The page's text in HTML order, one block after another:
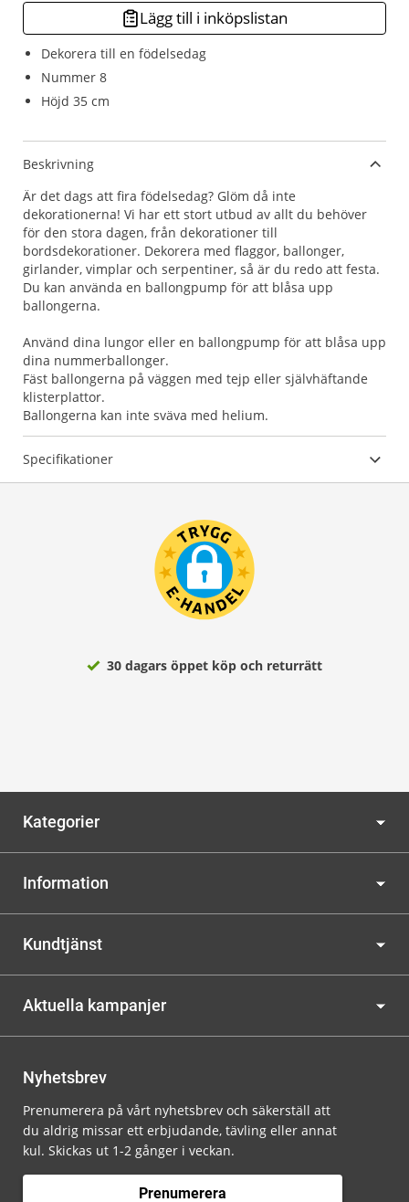
Dekorera till en födelsedag
Nummer 8
Höjd 35 cm
Lägg till i inköpslistan
Beskrivning
Är det dags att fira födelsedag? Glöm då inte
dekorationerna! Vi har ett stort utbud av allt du behöver
för den stora dagen, från dekorationer till
bordsdekorationer. Dekorera med flaggor, ballonger,
girlander, vimplar och serpentiner, så är du redo att festa.
Du kan använda en ballongpump för att blåsa upp
ballongerna.
Använd dina lungor eller en ballongpump för att blåsa upp
dina nummerballonger.
Fäst ballongerna på väggen med tejp eller självhäftande
klisterplattor.
Ballongerna kan inte sväva med helium.
Specifikationer
30 dagars öppet köp och returrätt
Kategorier
Information
Kundtjänst
Aktuella kampanjer
Nyhetsbrev
Prenumerera på vårt nyhetsbrev och säkerställ att
du aldrig missar ett erbjudande, tävling eller annat
kul. Skickas ut 1-2 gånger i veckan.
Prenumerera